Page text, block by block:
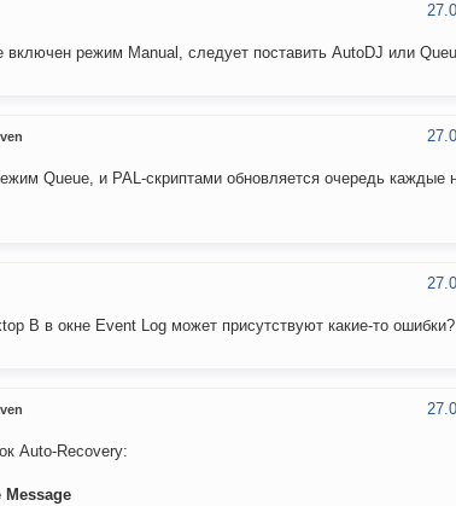
включен режим Manual, следует поставить AutoDJ или
Queue, и PAL-скриптами обновляется очередь каждые
B в окне Event Log может присутствуют какие-то ошибки?
Auto-Recovery:
Message